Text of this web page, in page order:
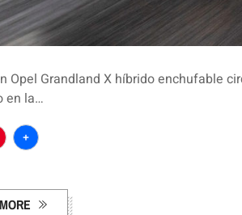
Opel Grandland X híbrido enchufable
en la…
Compartir